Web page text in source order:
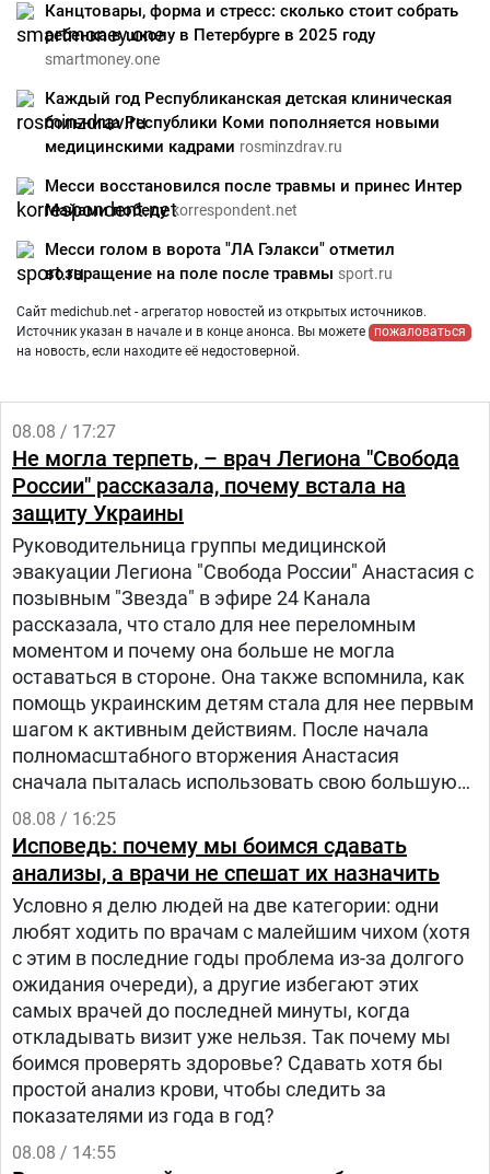
Канцтовары, форма и стресс: сколько стоит собрать
ребенка в школу в Петербурге в 2025 году
smartmoney.one
Каждый год Республиканская детская клиническая
больница Республики Коми пополняется новыми
медицинскими кадрами rosminzdrav.ru
Месси восстановился после травмы и принес Интер
Майами победуkorrespondent.net
Месси голом в ворота "ЛА Гэлакси" отметил
возвращение на поле после травмы sport.ru
Сайт medichub.net - агрегатор новостей из открытых источников.
Источник указан в начале и в конце анонса. Вы можете
пожаловаться
на новость, если находите её недостоверной.
08.08 / 17:27
Не могла терпеть, – врач Легиона "Свобода
России" рассказала, почему встала на
защиту Украины
Руководительница группы медицинской
эвакуации Легиона "Свобода России" Анастасия с
позывным "Звезда" в эфире 24 Канала
рассказала, что стало для нее переломным
моментом и почему она больше не могла
оставаться в стороне. Она также вспомнила, как
помощь украинским детям стала для нее первым
шагом к активным действиям. После начала
полномасштабного вторжения Анастасия
сначала пыталась использовать свою большую
русскоязычную аудиторию, чтобы объяснять
людям в России, что на самом деле происходит в
Украине.
08.08 / 16:25
Исповедь: почему мы боимся сдавать
анализы, а врачи не спешат их назначить
Условно я делю людей на две категории: одни
любят ходить по врачам с малейшим чихом (хотя
с этим в последние годы проблема из-за долгого
ожидания очереди), а другие избегают этих
самых врачей до последней минуты, когда
откладывать визит уже нельзя. Так почему мы
боимся проверять здоровье? Сдавать хотя бы
простой анализ крови, чтобы следить за
показателями из года в год?
08.08 / 14:55